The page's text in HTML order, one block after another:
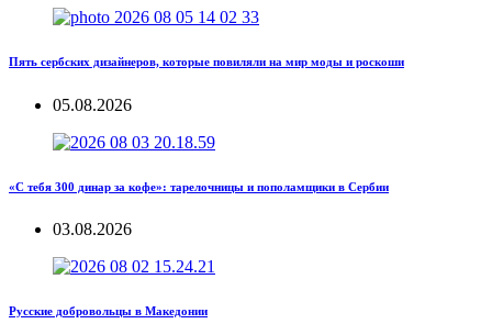
Пять сербских дизайнеров, которые повиляли на мир моды и роскоши
05.08.2026
«С тебя 300 динар за кофе»: тарелочницы и пополамщики в Сербии
03.08.2026
Русские добровольцы в Македонии